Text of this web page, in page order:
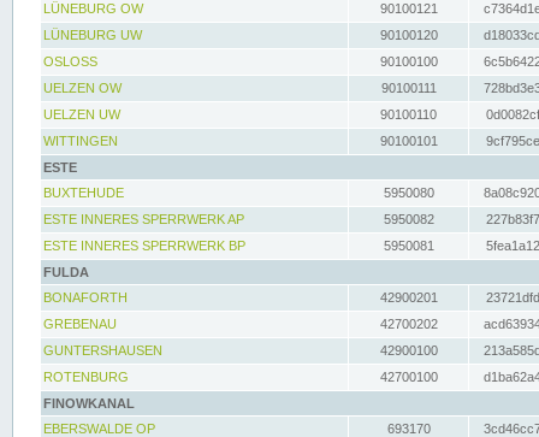
LÜNEBURG OW
90100121
LÜNEBURG UW
90100120
OSLOSS
90100100
UELZEN OW
90100111
UELZEN UW
90100110
WITTINGEN
90100101
ESTE
BUXTEHUDE
5950080
ESTE INNERES SPERRWERK AP
5950082
ESTE INNERES SPERRWERK BP
5950081
FULDA
BONAFORTH
42900201
GREBENAU
42700202
GUNTERSHAUSEN
42900100
ROTENBURG
42700100
FINOWKANAL
EBERSWALDE OP
693170